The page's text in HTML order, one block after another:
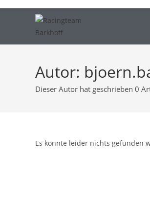
Autor:
Dieser Autor hat geschrieben 0
Es konnte leider nichts gefunden